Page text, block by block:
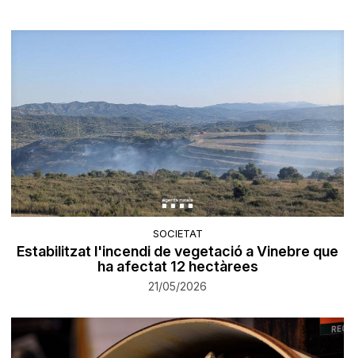
SOCIETAT
Estabilitzat l'incendi de vegetació a Vinebre que
ha afectat 12 hectàrees
21/05/2026